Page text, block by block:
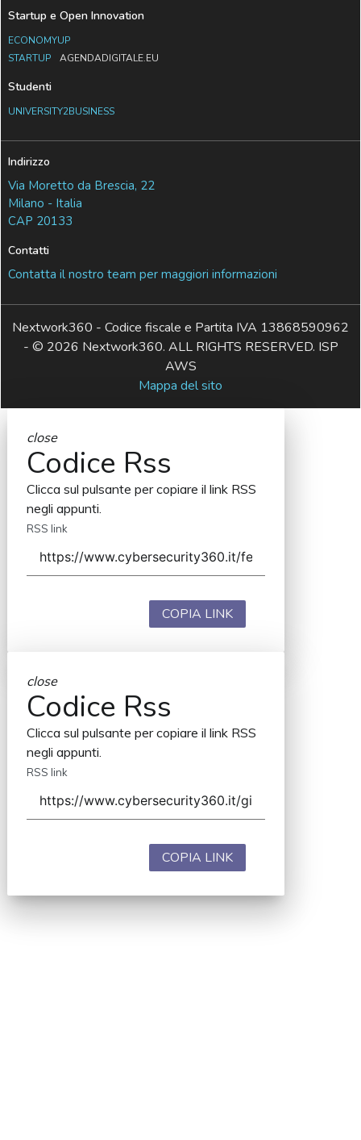
Startup e Open Innovation
ECONOMYUP
STARTUP
AGENDADIGITALE.EU
Studenti
UNIVERSITY2BUSINESS
Indirizzo
Via Moretto da Brescia, 22
Milano - Italia
CAP 20133
Contatti
Contatta il nostro team per maggiori informazioni
Nextwork360 - Codice fiscale e Partita IVA 13868590962
- © 2026 Nextwork360. ALL RIGHTS RESERVED. ISP
AWS
Mappa del sito
close
Codice Rss
Clicca sul pulsante per copiare il link RSS
negli appunti.
RSS link
COPIA LINK
close
Codice Rss
Clicca sul pulsante per copiare il link RSS
negli appunti.
RSS link
COPIA LINK